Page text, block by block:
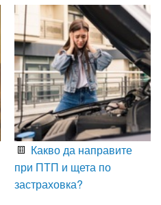
Какво да направите
при ПТП и щета по
застраховка?